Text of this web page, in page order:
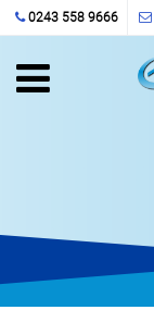
Nhảy đến nội dung
0243 558 9666